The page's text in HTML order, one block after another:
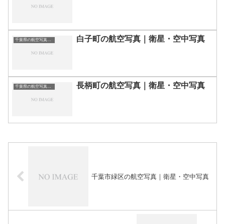
千葉県の航空写真・空中写真 白子町の航空写真｜衛星・空中写真
千葉県の航空写真・空中写真 長柄町の航空写真｜衛星・空中写真
千葉市緑区の航空写真｜衛星・空中写真